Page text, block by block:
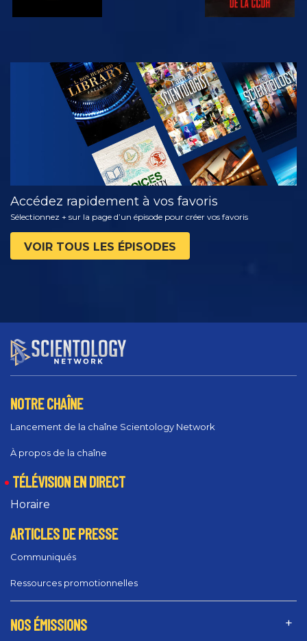
REGARDER
DÉCOUVRIR
LES SÉRIES
Accédez rapidement à vos favoris
Sélectionnez + sur la page d’un épisode pour créer vos favoris
VOIR TOUS LES ÉPISODES
NOTRE CHAÎNE
Lancement de la chaîne Scientology Network
À propos de la chaîne
TÉLÉVISION EN DIRECT
Horaire
ARTICLES DE PRESSE
Communiqués
Ressources promotionnelles
NOS ÉMISSIONS